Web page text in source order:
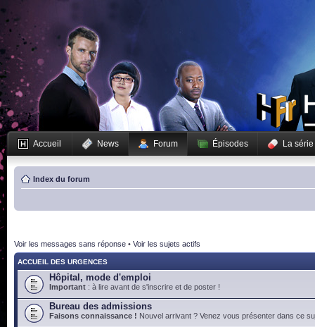
Accueil News Forum Épisodes La série
Index du forum
Voir les messages sans réponse • Voir les sujets actifs
ACCUEIL DES URGENCES
Hôpital, mode d'emploi
Important : à lire avant de s'inscrire et de poster !
Bureau des admissions
Faisons connaissance ! Nouvel arrivant ? Venez vous présenter dans ce